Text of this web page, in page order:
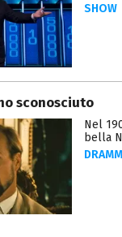
SHOW
sconosciuto
Nel
bella